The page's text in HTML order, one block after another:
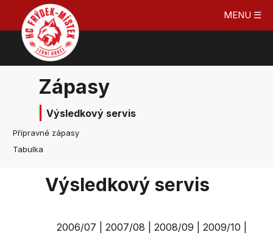
MENU ☰
Zápasy
Výsledkový servis
Přípravné zápasy
Tabulka
Výsledkový servis
2006/07 2007/08 2008/09 2009/10